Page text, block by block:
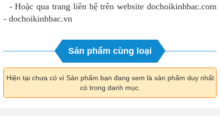
- Hoặc qua trang liên hệ trên website dochoikinhbac.com
- dochoikinhbac.vn
Sản phẩm cùng loại
Hiện tại chưa có vì Sản phẩm bạn đang xem là sản phẩm duy nhất
có trong danh mục.